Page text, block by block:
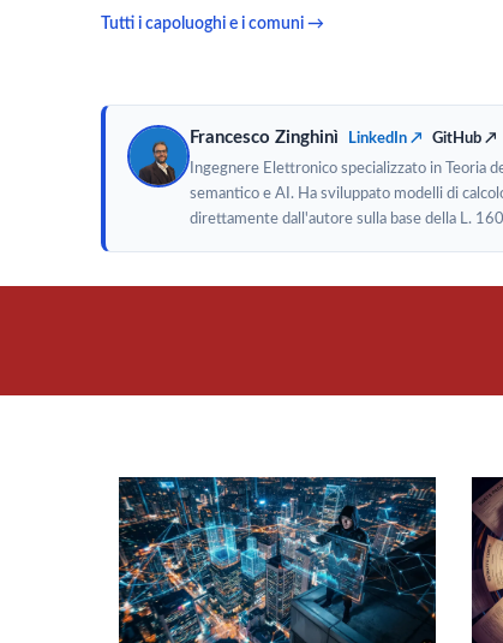
Tutti i capoluoghi e i comuni →
Francesco Zinghinì LinkedIn ↗ GitHub ↗
Ingegnere Elettronico specializzato in Teoria
semantico e AI. Ha sviluppato modelli di
direttamente dall'autore sulla base della L.